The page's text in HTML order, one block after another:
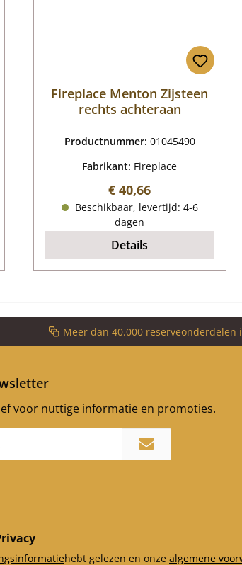
Fireplace Menton Zijsteen
rechts achteraan
Productnummer: 01045490
Fabrikant: Fireplace
Normale prijs:
€ 40,66
Beschikbaar, levertijd: 4-6
dagen
Details
Meer dan 40.000
voor nuttige informatie en promoties.
hebt gelezen en onze algemene